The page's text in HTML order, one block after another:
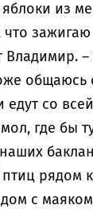
из
что
Владимир.
едут со
где бы
рядом
с маяком